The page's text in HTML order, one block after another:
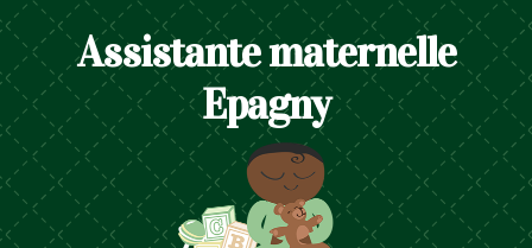
Assistante maternelle
Epagny